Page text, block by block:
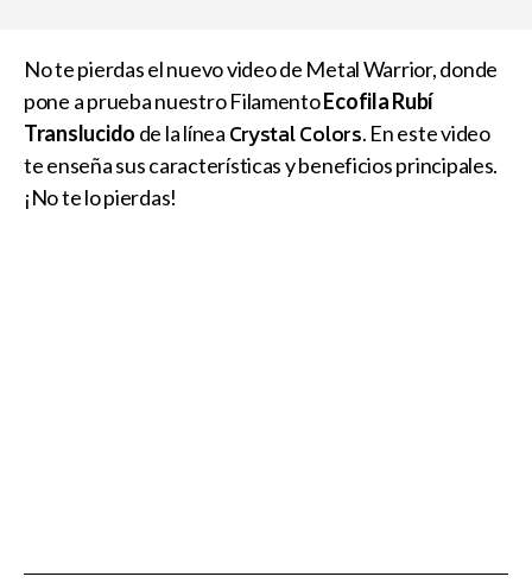
No te pierdas el nuevo video de Metal Warrior, donde
pone a prueba nuestro FilamentoEcofila Rubí
Translucido de la línea Crystal Colors. En este video
te enseña sus características y beneficios principales.
¡No te lo pierdas!